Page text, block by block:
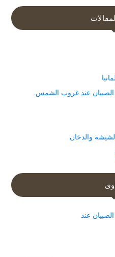
عند غروب الشمس.
والدخان
عند